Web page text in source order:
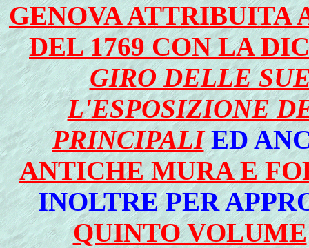
GENOVA ATTRIBUITA
DEL 1769 CON LA
GIRO DELLE
L'ESPOSIZIONE
PRINCIPALI ED
ANTICHE MURA E
INOLTRE PER
QUINTO VOLUME